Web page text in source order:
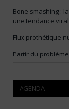
Bone smashing :
une tendance
Flux prothétique
Partir du
AGENDA